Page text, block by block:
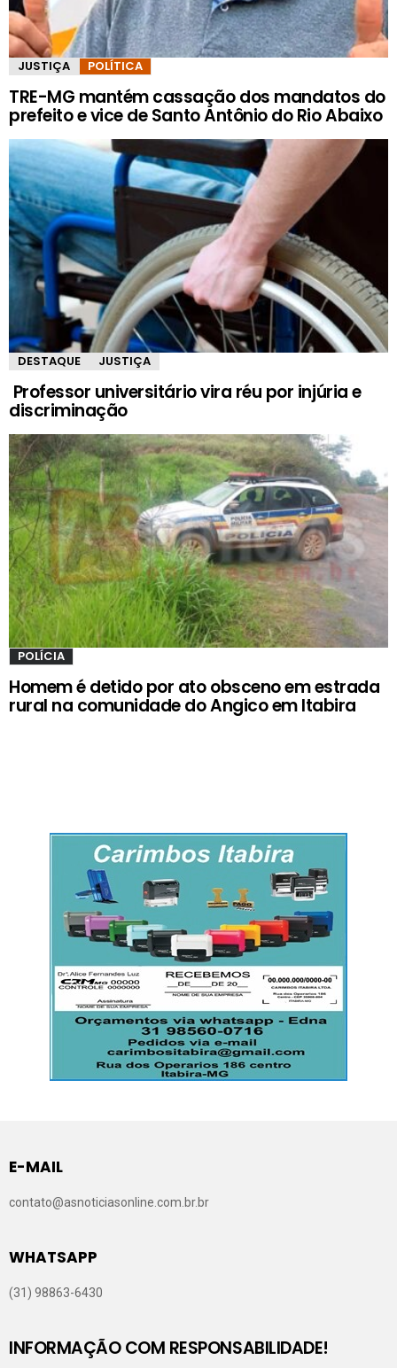
JUSTIÇA POLÍTICA
TRE-MG mantém cassação dos mandatos do
prefeito e vice de Santo Antônio do Rio Abaixo
DESTAQUE JUSTIÇA
Professor universitário vira réu por injúria e
discriminação
POLÍCIA
Homem é detido por ato obsceno em estrada
rural na comunidade do Angico em Itabira
E-MAIL
contato@asnoticiasonline.com.br.br
WHATSAPP
(31) 98863-6430
INFORMAÇÃO COM RESPONSABILIDADE!